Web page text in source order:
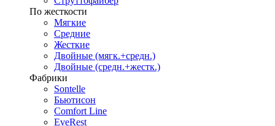
По жесткости
Мягкие
Средние
Жесткие
Двойные (мягк.+средн.)
Двойные (средн.+жестк.)
Фабрики
Sontelle
Бьютисон
Comfort Line
EveRest